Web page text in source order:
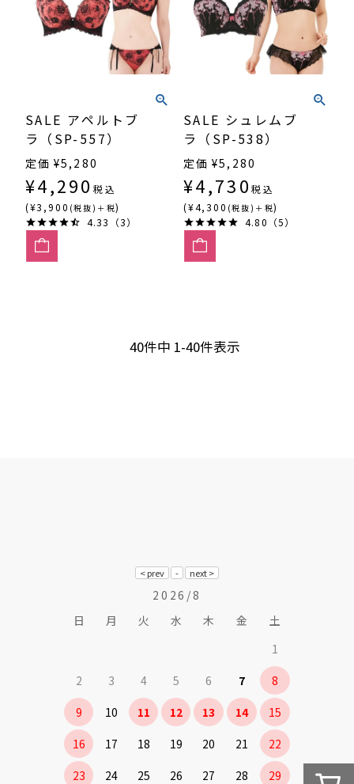
SALE アペルトブ
ラ（SP-557）
定価 ¥5,280
¥4,290 税込
(¥3,900 (税抜)＋税)
4.33（3）
SALE シュレムブ
ラ（SP-538）
定価 ¥5,280
¥4,730 税込
(¥4,300 (税抜)＋税)
4.80（5）
40件中 1-40件表示
2026/8
日
月 火 水 木 金
土
1
2
3 4 5 6 7
8
9
10 11 12 13 14
15
16
17 18 19 20 21
22
23
24 25 26 27 28
29